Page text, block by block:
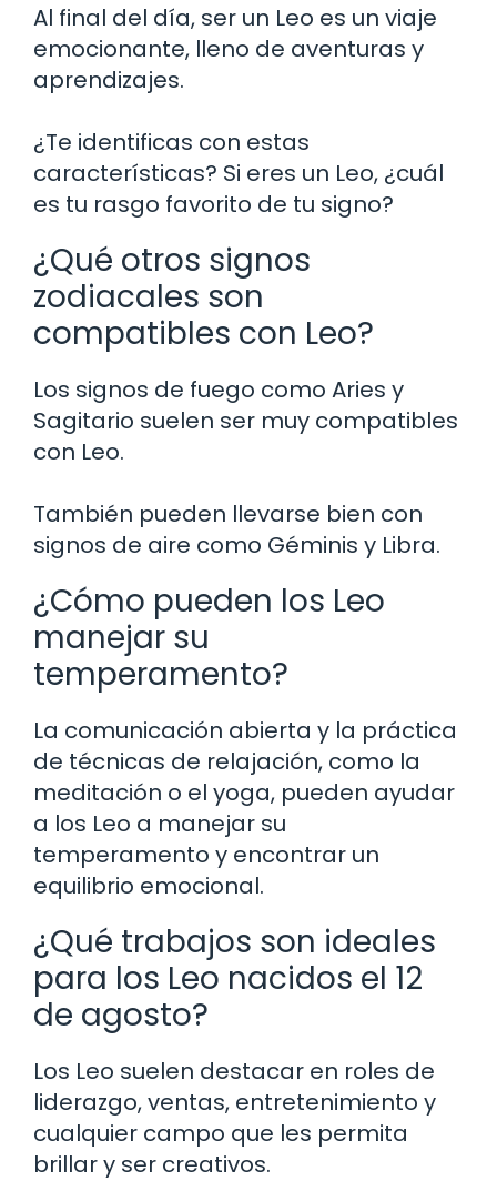
Al final del día, ser un Leo es un viaje
emocionante, lleno de aventuras y
aprendizajes.
¿Te identificas con estas
características? Si eres un Leo, ¿cuál
es tu rasgo favorito de tu signo?
¿Qué otros signos
zodiacales son
compatibles con Leo?
Los signos de fuego como Aries y
Sagitario suelen ser muy compatibles
con Leo.
También pueden llevarse bien con
signos de aire como Géminis y Libra.
¿Cómo pueden los Leo
manejar su
temperamento?
La comunicación abierta y la práctica
de técnicas de relajación, como la
meditación o el yoga, pueden ayudar
a los Leo a manejar su
temperamento y encontrar un
equilibrio emocional.
¿Qué trabajos son ideales
para los Leo nacidos el 12
de agosto?
Los Leo suelen destacar en roles de
liderazgo, ventas, entretenimiento y
cualquier campo que les permita
brillar y ser creativos.